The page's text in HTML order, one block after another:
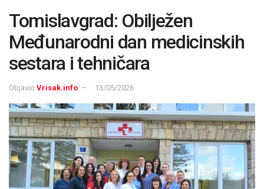
Tomislavgrad: Obilježen
Međunarodni dan medicinskih
sestara i tehničara
Objavio Vrisak.info 13/05/2026